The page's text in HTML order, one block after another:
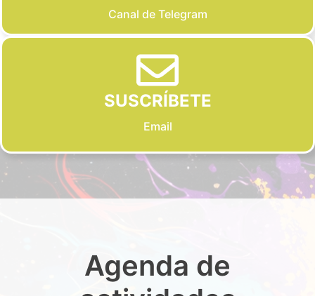
Canal de Telegram
SUSCRÍBETE
Email
Agenda de